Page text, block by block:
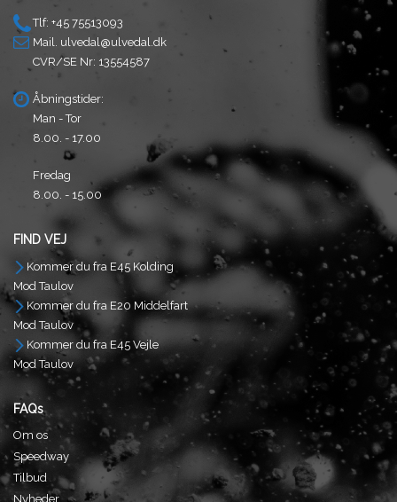
Tlf: +45 75513093
Mail. ulvedal@ulvedal.dk
CVR/SE Nr: 13554587
Åbningstider:
Man - Tor
8.00. - 17.00
Fredag
8.00. - 15.00
FIND VEJ
Kommer du fra E45 Kolding
Mod Taulov
Kommer du fra E20 Middelfart
Mod Taulov
Kommer du fra E45 Vejle
Mod Taulov
FAQs
Om os
Speedway
Tilbud
Nyheder